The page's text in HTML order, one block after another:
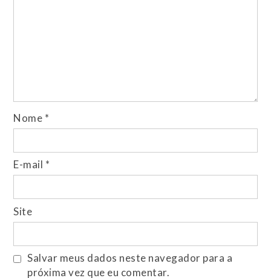
Nome *
E-mail *
Site
Salvar meus dados neste navegador para a
próxima vez que eu comentar.